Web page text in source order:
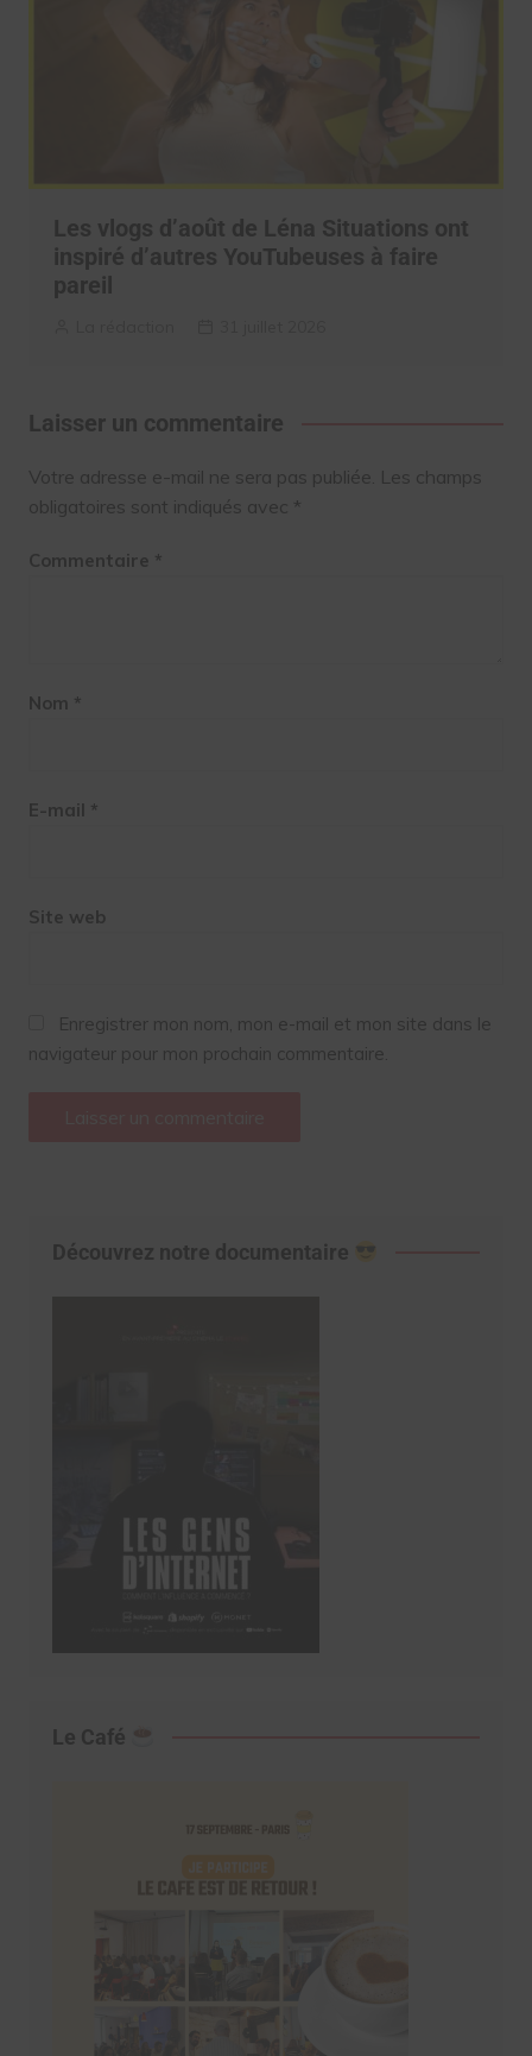
Les vlogs d’août de Léna Situations ont
inspiré d’autres YouTubeuses à faire
pareil
Laisser un commentaire
Votre adresse e-mail ne sera pas publiée. Les champs
obligatoires sont indiqués avec *
Commentaire *
Nom *
E-mail *
Site web
Enregistrer mon nom, mon e-mail et mon site dans le
navigateur pour mon prochain commentaire.
Découvrez notre documentaire
Le Café